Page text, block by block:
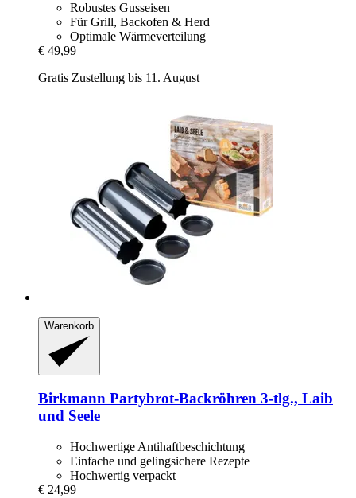
Robustes Gusseisen
Für Grill, Backofen & Herd
Optimale Wärmeverteilung
€ 49,99
Gratis Zustellung bis 11. August
Warenkorb
Birkmann Partybrot-​Backröhren 3-​tlg., Laib
und Seele
Hochwertige Antihaftbeschichtung
Einfache und gelingsichere Rezepte
Hochwertig verpackt
€ 24,99